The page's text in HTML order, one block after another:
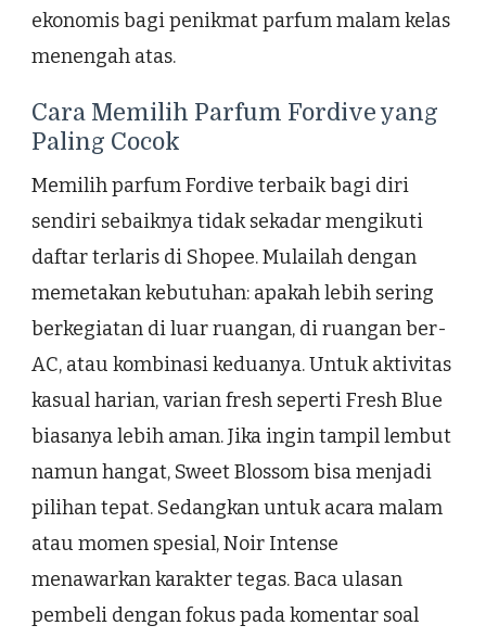
ekonomis bagi penikmat parfum malam kelas
menengah atas.
Cara Memilih Parfum Fordive yang
Paling Cocok
Memilih parfum Fordive terbaik bagi diri
sendiri sebaiknya tidak sekadar mengikuti
daftar terlaris di Shopee. Mulailah dengan
memetakan kebutuhan: apakah lebih sering
berkegiatan di luar ruangan, di ruangan ber-
AC, atau kombinasi keduanya. Untuk aktivitas
kasual harian, varian fresh seperti Fresh Blue
biasanya lebih aman. Jika ingin tampil lembut
namun hangat, Sweet Blossom bisa menjadi
pilihan tepat. Sedangkan untuk acara malam
atau momen spesial, Noir Intense
menawarkan karakter tegas. Baca ulasan
pembeli dengan fokus pada komentar soal